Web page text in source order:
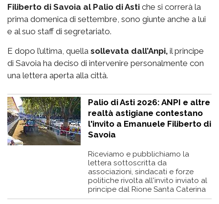
Filiberto di Savoia al Palio di Asti che si correrà la
prima domenica di settembre, sono giunte anche a lui
e al suo staff di segretariato.
E dopo l’ultima, quella sollevata dall’Anpi, il principe
di Savoia ha deciso di intervenire personalmente con
una lettera aperta alla città.
Palio di Asti 2026: ANPI e altre
realtà astigiane contestano
l'invito a Emanuele Filiberto di
Savoia
Riceviamo e pubblichiamo la
lettera sottoscritta da
associazioni, sindacati e forze
politiche rivolta all'invito inviato al
principe dal Rione Santa Caterina